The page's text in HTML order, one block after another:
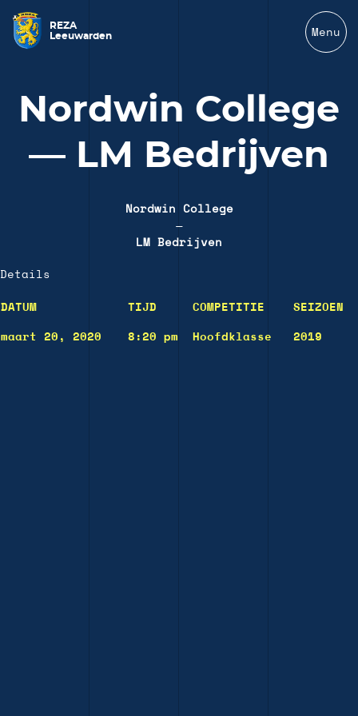
REZA
Leeuwarden
Menu
Nordwin College
— LM Bedrijven
Nordwin College
—
LM Bedrijven
Details
DATUM TIJD COMPETITIE SEIZOEN
maart 20, 2020 8:20 pm Hoofdklasse 2019